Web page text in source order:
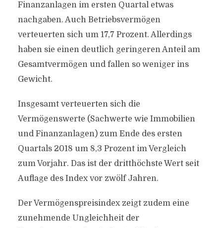
Finanzanlagen im ersten Quartal etwas
nachgaben. Auch Betriebsvermögen
verteuerten sich um 17,7 Prozent. Allerdings
haben sie einen deutlich geringeren Anteil am
Gesamtvermögen und fallen so weniger ins
Gewicht.
Insgesamt verteuerten sich die
Vermögenswerte (Sachwerte wie Immobilien
und Finanzanlagen) zum Ende des ersten
Quartals 2018 um 8,3 Prozent im Vergleich
zum Vorjahr. Das ist der dritthöchste Wert seit
Auflage des Index vor zwölf Jahren.
Der Vermögenspreisindex zeigt zudem eine
zunehmende Ungleichheit der